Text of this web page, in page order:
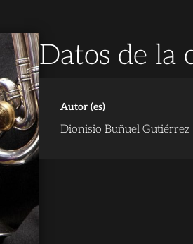
Datos de la
Autor (es)
Dionisio Buñuel Gutiérrez